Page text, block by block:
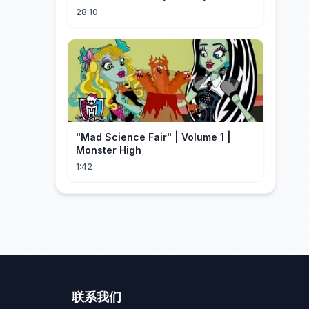
28:10
"Mad Science Fair" | Volume 1 |
Monster High
1:42
联系我们